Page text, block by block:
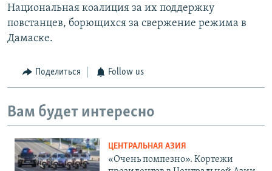
Национальная коалиция за их поддержку
повстанцев, борющихся за свержение режима в
Дамаске.
Поделиться Follow us
Вам будет интересно
ЦЕНТРАЛЬНАЯ АЗИЯ
«Очень помпезно». Кортежи